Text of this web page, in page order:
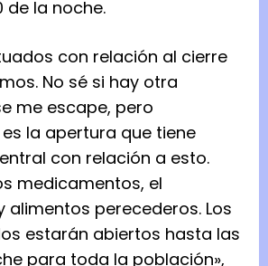
de la noche.
con relación al cierre
No sé si hay otra
me escape, pero
la apertura que tiene
con relación a esto.
medicamentos, el
alimentos perecederos. Los
estarán abiertos hasta las
para toda la población»,